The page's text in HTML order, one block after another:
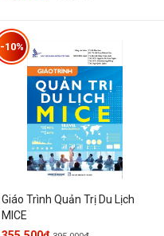
Giáo Trình Quản Trị Du Lịch
MICE
-10%